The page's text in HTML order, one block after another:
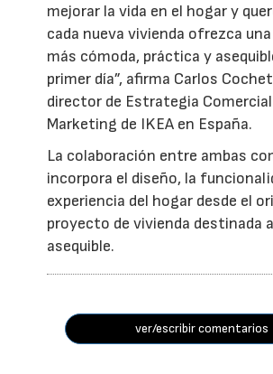
mejorar la vida en el hogar y
cada nueva vivienda ofrezca
más cómoda, práctica y
primer día”, afirma Carlos
director de Estrategia
Marketing de IKEA en España.
La colaboración entre ambas
incorpora el diseño, la
experiencia del hogar desde el
proyecto de vivienda destinada
asequible.
ver/escribir comentarios